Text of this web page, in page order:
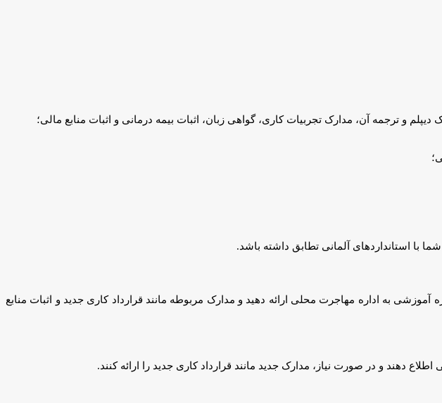
و ترجمه آن، مدارک تجربیات کاری، گواهی زبان، اثبات بیمه درمانی و اثبات منابع مالی؛
با استانداردهای آلمانی تطابق داشته باشد.
به اداره مهاجرت محلی ارائه دهید و مدارک مربوطه مانند قرارداد کاری جدید و اثبات منابع
دهند و در صورت نیاز، مدارک جدید مانند قرارداد کاری جدید را ارائه کنند.